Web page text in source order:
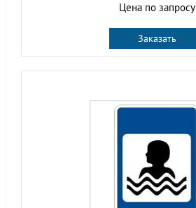
Цена по запросу
Заказать